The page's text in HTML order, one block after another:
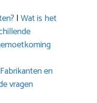
|Wat is het
Fabrikanten en
vragen